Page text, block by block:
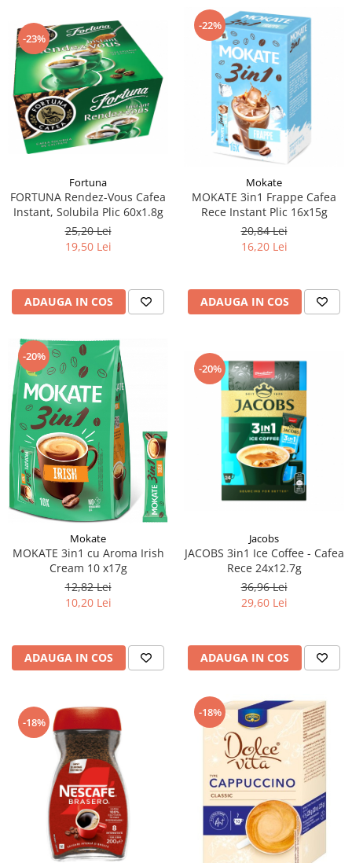
-23%
Fortuna
FORTUNA Rendez-Vous Cafea
Instant, Solubila Plic 60x1.8g
25,20 Lei
19,50 Lei
ADAUGA IN COS
-22%
Mokate
MOKATE 3in1 Frappe Cafea
Rece Instant Plic 16x15g
20,84 Lei
16,20 Lei
ADAUGA IN COS
-20%
Mokate
MOKATE 3in1 cu Aroma Irish
Cream 10 x17g
12,82 Lei
10,20 Lei
ADAUGA IN COS
-20%
Jacobs
JACOBS 3in1 Ice Coffee - Cafea
Rece 24x12.7g
36,96 Lei
29,60 Lei
ADAUGA IN COS
-18%
-18%